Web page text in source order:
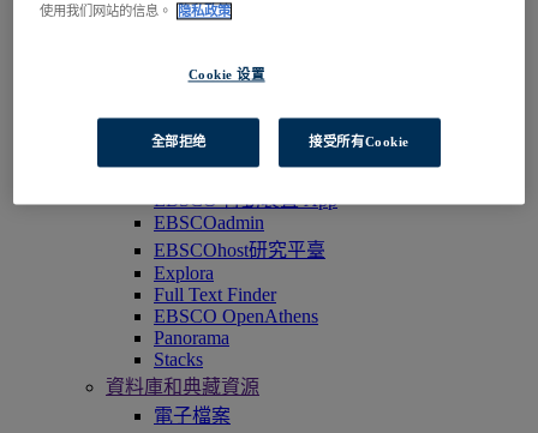
瀏覽產品
BiblioGraph
EBSCO Discovery Service 探索服務
EBSCO FOLIO
EBSCO 行動裝置 App
EBSCOadmin
EBSCOhost研究平臺
Explora
Full Text Finder
EBSCO OpenAthens
Panorama
Stacks
資料庫和典藏資源
電子檔案
使用我们网站的信息。
隐私政策
Cookie 设置
全部拒绝 接受所有Cookie